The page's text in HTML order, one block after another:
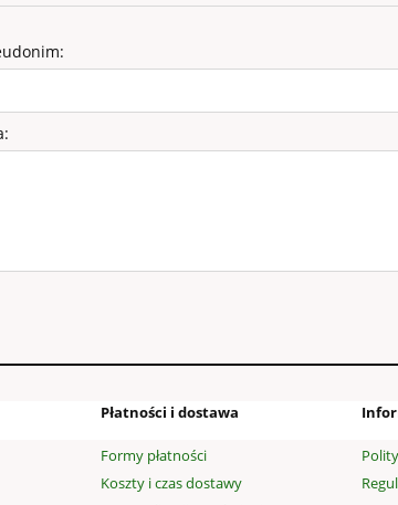
WELUROWE - K
Płatności i dostawa
Formy płatności
Koszty i czas dostawy